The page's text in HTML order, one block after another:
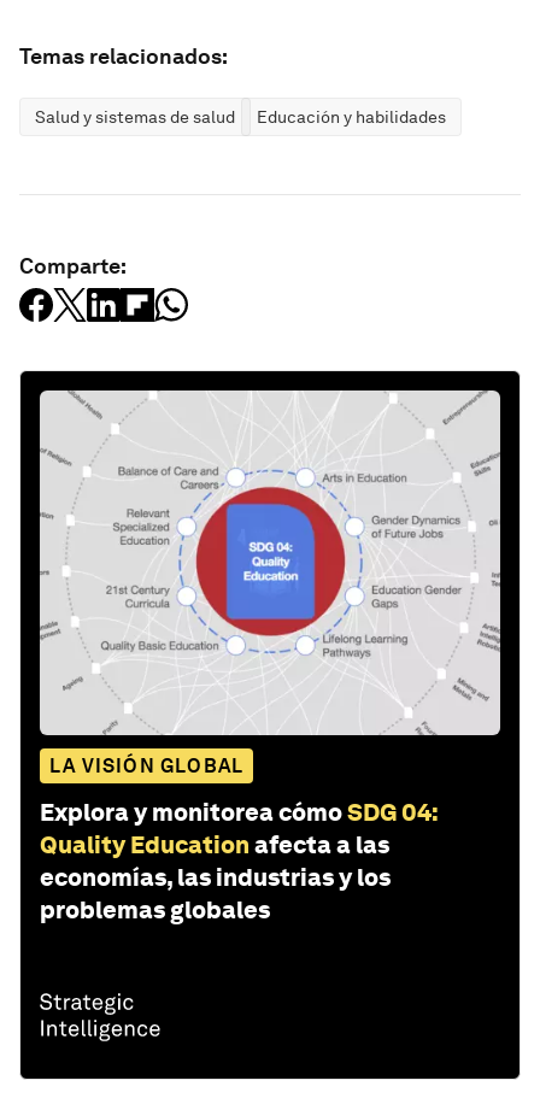
Temas relacionados:
Salud y sistemas de salud Educación y habilidades
Comparte:
LA VISIÓN GLOBAL
Explora y monitorea cómoSDG 04:
Quality Education afecta a las
economías, las industrias y los
problemas globales